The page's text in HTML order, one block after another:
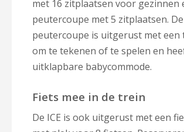
met 16 zitplaatsen voor gezinnen
peutercoupe met 5 zitplaatsen. De
peutercoupe is uitgerust met een
om te tekenen of te spelen en
uitklapbare babycommode.
Fiets mee in de trein
De ICE is ook uitgerust met een